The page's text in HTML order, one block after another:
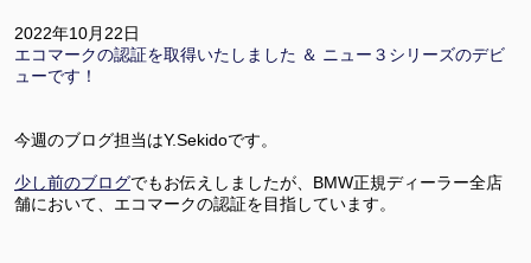
2022年10月22日
エコマークの認証を取得いたしました ＆ ニュー３シリーズのデビ
ューです！
今週のブログ担当はY.Sekidoです。
少し前のブログでもお伝えしましたが、BMW正規ディーラー全店
舗において、エコマークの認証を目指しています。